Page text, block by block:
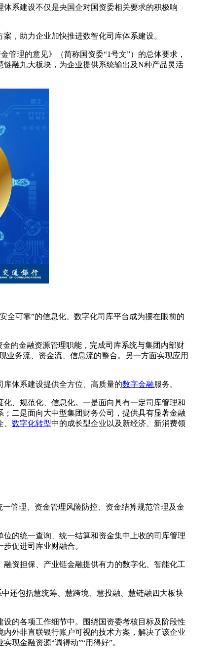
系建设不仅是央国企对国资委相关要求的积极响
，助力企业加快推进数智化司库体系建设。
管理的意见》（简称国资委“1号文”）的总体要求，
融九大板块，为企业提供系统输出及N种产品灵活
全可靠”的信息化、数字化司库平台成为摆在眼前的
的金融资源管理职能，完成司库系统与集团内部财
业务流、资金流、信息流的整合。另一方面实现应用
体系建设提供全方位、高质量的数字金融服务。
、规范化、信息化。一是面向具有一定司库管理和
二是面向大中型集团财务公司，提供具有显著金融
数字化转型中的成长型企业以及新经济、新消费领
管理、资金管理风险防控、资金结算规范管理及金
的统一查询、统一结算和资金集中上收的司库管理
促进司库业财融合。
资担保、产业链金融提供有力的数字化、智能化工
还包括慧统筹、慧跨境、慧投融、慧链融四大板块
的各项工作细节中。围绕国资委考核目标及阶段性
外非直联银行账户可视的技术方案，解决了该企业
现金融资源“调得动”“用得好”。